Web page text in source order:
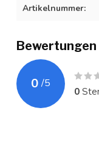
Artikelnummer:
Bewertungen
0 /5
0